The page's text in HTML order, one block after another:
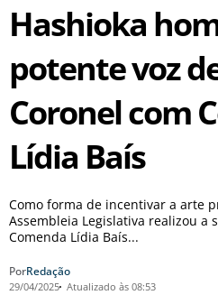
Hashioka
potente voz
Coronel com
Lídia Baís
Como forma de incentivar a arte
Assembleia Legislativa realizou a
Comenda Lídia Baís...
PorRedação
29/04/2025 Atualizado às 08:53